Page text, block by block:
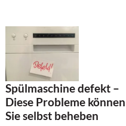
Spülmaschine defekt –
Diese Probleme können
Sie selbst beheben